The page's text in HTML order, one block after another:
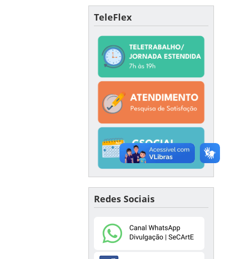
TeleFlex
Redes Sociais